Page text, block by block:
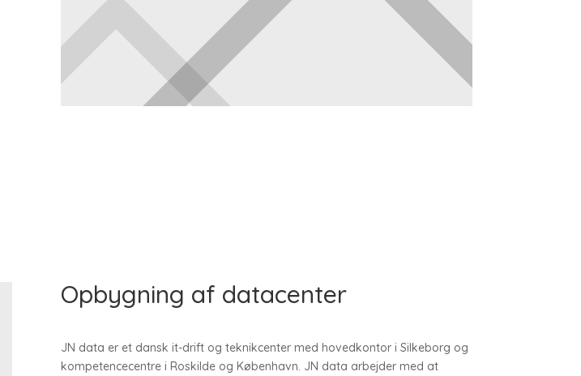
Opbygning af datacenter
JN data er et dansk it-drift og teknikcenter med hovedkontor i Silkeborg og
kompetencecentre i Roskilde og København. JN data arbejder med at